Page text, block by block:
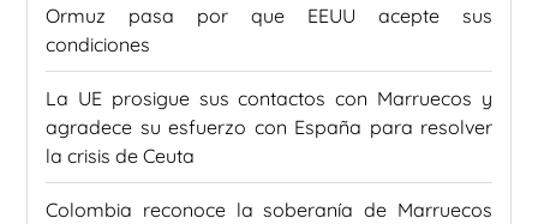
Ormuz pasa por que EEUU acepte sus
condiciones
La UE prosigue sus contactos con Marruecos y
agradece su esfuerzo con España para resolver
la crisis de Ceuta
Colombia reconoce la soberanía de Marruecos